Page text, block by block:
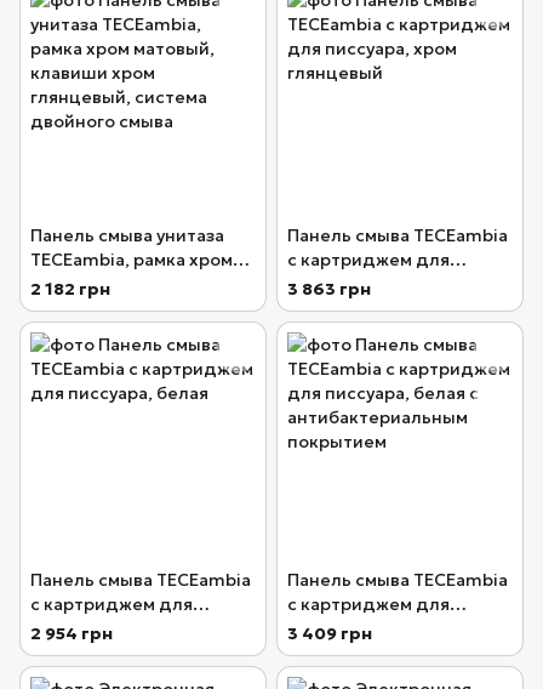
Панель смыва унитаза
TECEambia, рамка хром
матовый, клавиши хром
глянцевый, система
двойного смыва
2 182 грн
Панель смыва TECEambia
с картриджем для
писсуара, хром
глянцевый
3 863 грн
Панель смыва TECEambia
с картриджем для
писсуара, белая
2 954 грн
Панель смыва TECEambia
с картриджем для
писсуара, белая с
антибактериальным
покрытием
3 409 грн